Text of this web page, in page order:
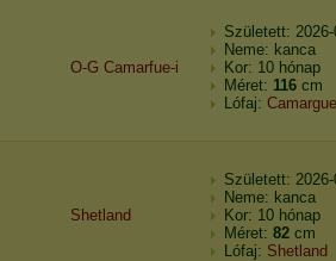
O-G Camarfue-i
Született: 2026-
Neme: kanca
Kor: 10 hónap
Méret: 116 cm
Lófaj:
Shetland
Született: 2026-
Neme: kanca
Kor: 10 hónap
Méret: 82 cm
Lófaj: Shetland